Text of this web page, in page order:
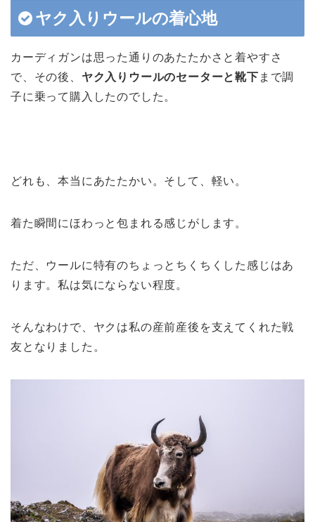
ヤク入りウールの着心地
カーディガンは思った通りのあたたかさと着やすさ
で、その後、 ヤク入りウールのセーターと靴下 まで調
子に乗って購入したのでした。
どれも、本当にあたたかい。そして、軽い。
着た瞬間にほわっと包まれる感じがします。
ただ、ウールに特有のちょっとちくちくした感じはあ
ります。私は気にならない程度。
そんなわけで、ヤクは私の産前産後を支えてくれた戦
友となりました。